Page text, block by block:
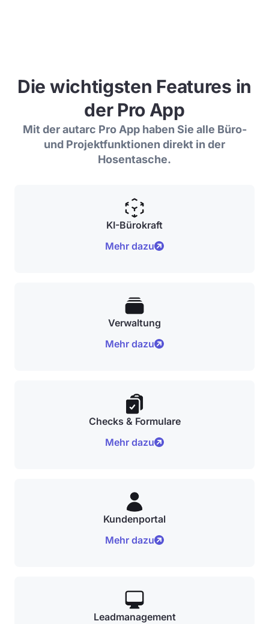
Die wichtigsten Features in
der Pro App
Mit der autarc Pro App haben Sie alle Büro-
und Projektfunktionen direkt in der
Hosentasche.
KI-Bürokraft
Mehr dazu
Verwaltung
Mehr dazu
Checks & Formulare
Mehr dazu
Kundenportal
Mehr dazu
Leadmanagement